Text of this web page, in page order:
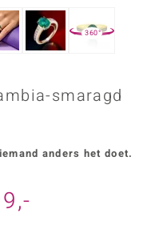
360°
smaragd
anders het doet.